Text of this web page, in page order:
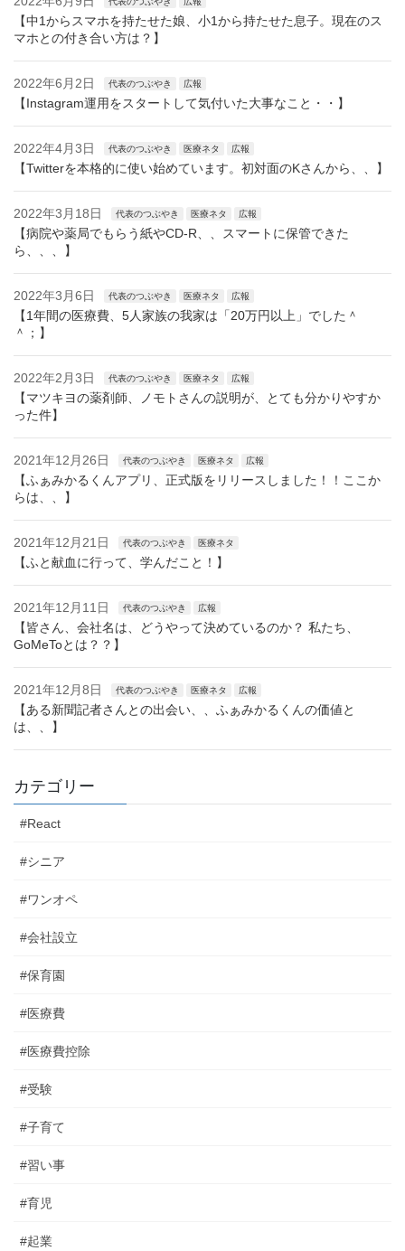
【中1からスマホを持たせた娘、小1から持たせた息子。現在のス
マホとの付き合い方は？】
2022年6月2日 代表のつぶやき 広報
【Instagram運用をスタートして気付いた大事なこと・・】
2022年4月3日 代表のつぶやき 医療ネタ 広報
【Twitterを本格的に使い始めています。初対面のKさんから、、】
2022年3月18日 代表のつぶやき 医療ネタ 広報
【病院や薬局でもらう紙やCD-R、、スマートに保管できた
ら、、、】
2022年3月6日 代表のつぶやき 医療ネタ 広報
【1年間の医療費、5人家族の我家は「20万円以上」でした＾
＾；】
2022年2月3日 代表のつぶやき 医療ネタ 広報
【マツキヨの薬剤師、ノモトさんの説明が、とても分かりやすか
った件】
2021年12月26日 代表のつぶやき 医療ネタ 広報
【ふぁみかるくんアプリ、正式版をリリースしました！！ここか
らは、、】
2021年12月21日 代表のつぶやき 医療ネタ
【ふと献血に行って、学んだこと！】
2021年12月11日 代表のつぶやき 広報
【皆さん、会社名は、どうやって決めているのか？ 私たち、
GoMeToとは？？】
2021年12月8日 代表のつぶやき 医療ネタ 広報
【ある新聞記者さんとの出会い、、ふぁみかるくんの価値と
は、、】
カテゴリー
#React
#シニア
#ワンオペ
#会社設立
#保育園
#医療費
#医療費控除
#受験
#子育て
#習い事
#育児
#起業